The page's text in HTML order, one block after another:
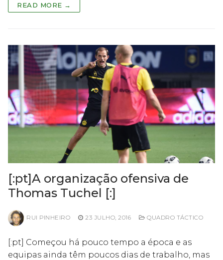
READ MORE →
[:pt]A organização ofensiva de
Thomas Tuchel [:]
RUI PINHEIRO 23 JULHO, 2016 QUADRO TÁCTICO
[:pt] Começou há pouco tempo a época e as
equipas ainda têm poucos dias de trabalho, mas